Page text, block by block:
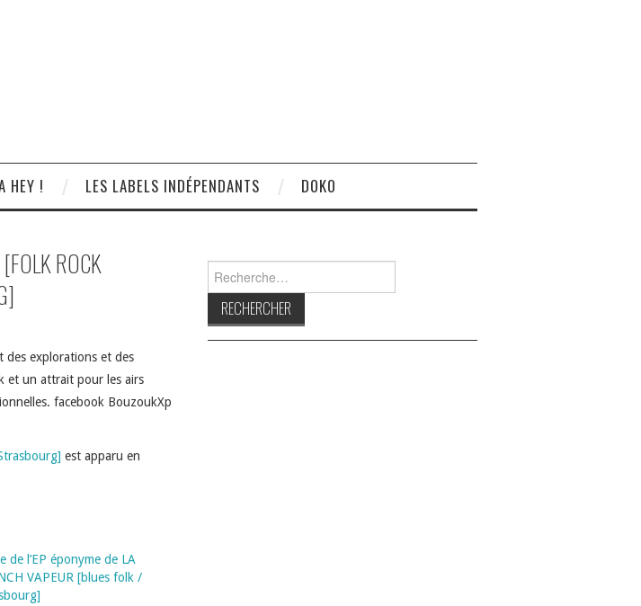
HEY ! LES LABELS INDÉPENDANTS DOKO
ROCK
des explorations et des
et un attrait pour les airs
facebook BouzoukXp
est apparu en
de l’EP éponyme de LA
VAPEUR [blues folk /